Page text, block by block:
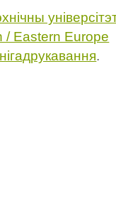
/ Eastern Europe
.